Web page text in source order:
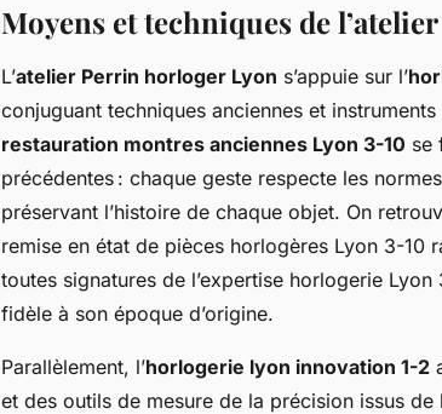
Moyens et techniques de
L’atelier Perrin horloger Lyon s’appuie sur l’
conjuguant techniques anciennes et
restauration montres anciennes Lyon 3-10 se
précédentes : chaque geste respecte les
préservant l’histoire de chaque objet. On
remise en état de pièces horlogères Lyon 3-
toutes signatures de l’expertise horlogerie
fidèle à son époque d’origine.
Parallèlement, l’horlogerie lyon innovation 1-2
et des outils de mesure de la précision issus